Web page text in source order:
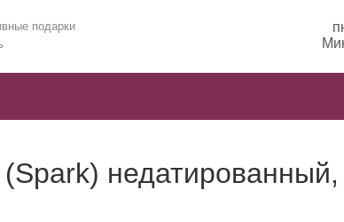
подарки
недатированный,